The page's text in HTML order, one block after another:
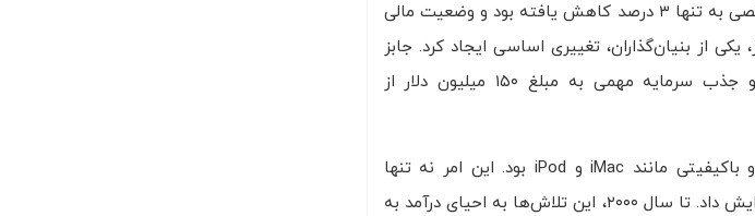
در اواخر دهه ۱۹۹۰، اپل در آستانه ورشکستگی قرار داشت. سهم بازار این شرکت در بازار رایانه‌های شخصی به تنها ۳ درصد کاهش یافته بود و وضعیت مالی
بازگشت استیو جابز، یکی از بنیان‌گذاران، تغییری اساسی ایجاد کرد. جابز
تغییرات استراتژیک متعددی اعمال کرد، از جمله کاهش شدید هزینه‌ها، ساده‌سازی خط تولید و جذب سرمایه مهمی به مبلغ ۱۵۰ میلیون دلار از
یکی از مهم‌ترین حرکت‌های استراتژیک جابز، ساده‌سازی خط تولید و تمرکز بر محصولات نوآورانه و باکیفیتی مانند iMac و iPod بود. این امر نه تنها
هزینه‌های تولید را کاهش داد، بلکه برند اپل را دوباره زنده کرد و جذابیت آن برای مصرف‌کنندگان را افزایش داد. تا سال ۲۰۰۰، این تلاش‌ها به احیای درآمد به